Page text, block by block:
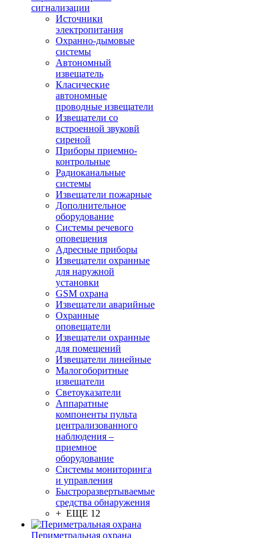
сигнализации
Источники
электропитания
Охранно-дымовые
системы
Автономный
извещатель
Класические
автономные
проводные извещатели
Извещатели со
встроенной звуковй
сиреной
Приборы приемно-
контрольные
Радиоканальные
системы
Извещатели пожарные
Дополнительное
оборудование
Системы речевого
оповещения
Адресные приборы
Извещатели охранные
для наружной
установки
GSM охрана
Извещатели аварийные
Охранные
оповещатели
Извещатели охранные
для помещений
Извещатели линейные
Малогоборитные
извещатели
Светоуказатели
Аппаратные
компоненты пульта
централизованного
наблюдения –
приемное
оборудование
Системы мониторинга
и управления
Быстроразвертываемые
средства обнаружения
+ ЕЩЕ 12
Периметральная охрана